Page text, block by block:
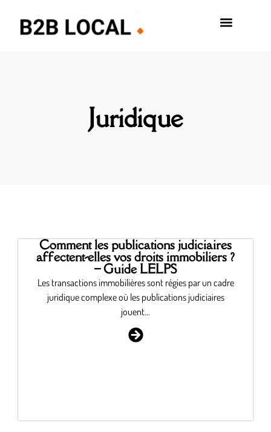
Juridique
Comment les publications judiciaires
affectent-elles vos droits immobiliers ?
– Guide LELPS
Les transactions immobilières sont régies par un cadre
juridique complexe où les publications judiciaires
jouent...